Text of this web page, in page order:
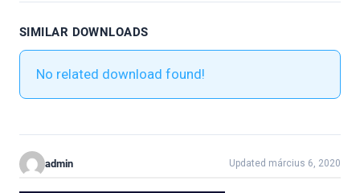
SIMILAR DOWNLOADS
No related download found!
admin Updated március 6, 2020